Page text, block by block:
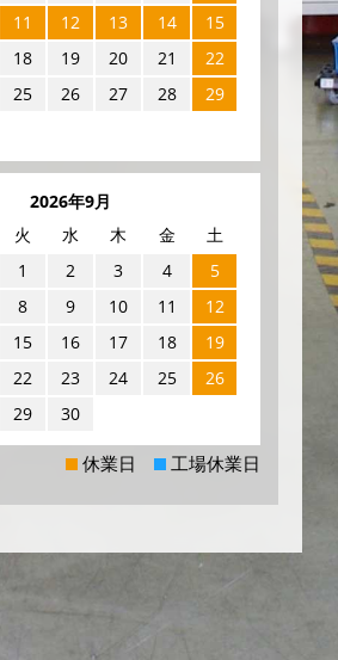
11 12 13 14
15
18 19 20 21
22
25 26 27 28
29
2026年9月
火 水 木 金
土
1
2 3 4
5
8 9 10 11
12
15 16 17 18
19
22 23 24 25
26
29 30
休業日 工場休業日